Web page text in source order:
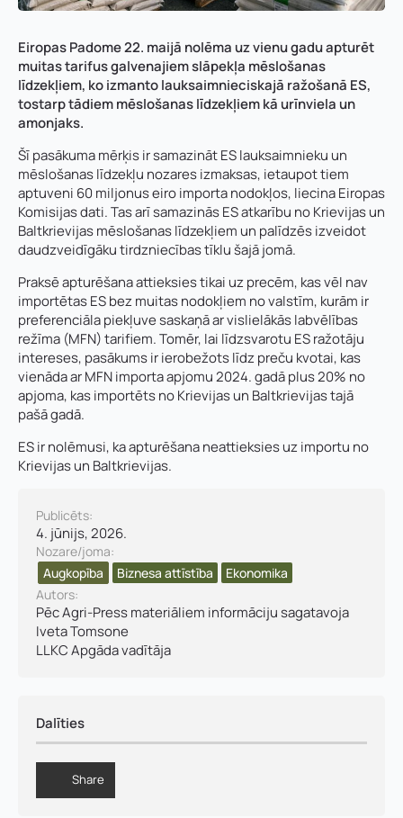
Eiropas Padome 22. maijā nolēma uz vienu gadu apturēt
muitas tarifus galvenajiem slāpekļa mēslošanas
līdzekļiem, ko izmanto lauksaimnieciskajā ražošanā ES,
tostarp tādiem mēslošanas līdzekļiem kā urīnviela un
amonjaks.
Šī pasākuma mērķis ir samazināt ES lauksaimnieku un
mēslošanas līdzekļu nozares izmaksas, ietaupot tiem
aptuveni 60 miljonus eiro importa nodokļos, liecina Eiropas
Komisijas dati. Tas arī samazinās ES atkarību no Krievijas un
Baltkrievijas mēslošanas līdzekļiem un palīdzēs izveidot
daudzveidīgāku tirdzniecības tīklu šajā jomā.
Praksē apturēšana attieksies tikai uz precēm, kas vēl nav
importētas ES bez muitas nodokļiem no valstīm, kurām ir
preferenciāla piekļuve saskaņā ar vislielākās labvēlības
režīma (MFN) tarifiem. Tomēr, lai līdzsvarotu ES ražotāju
intereses, pasākums ir ierobežots līdz preču kvotai, kas
vienāda ar MFN importa apjomu 2024. gadā plus 20% no
apjoma, kas importēts no Krievijas un Baltkrievijas tajā
pašā gadā.
ES ir nolēmusi, ka apturēšana neattieksies uz importu no
Krievijas un Baltkrievijas.
Publicēts:
4. jūnijs, 2026.
Nozare/joma:
Augkopība
Biznesa attīstība​
Ekonomika
Autors:
PēcAgri-Pressmateriāliem informāciju sagatavoja
Iveta Tomsone
LLKC Apgāda vadītāja
Dalīties
Share
Vārds*
Uzvārds*
Telefons
Vārds, uzvārds*
Uzņēmuma reģistrācijas numurs:
Kontakttālrunis